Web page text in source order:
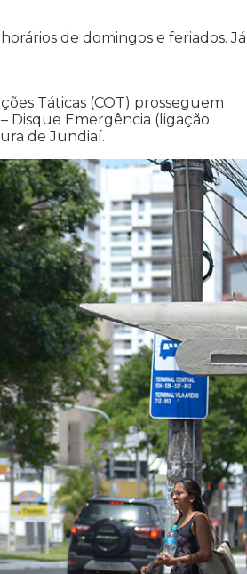
de domingos e feriados. Já
Táticas (COT) prosseguem
Disque Emergência (ligação
de Jundiaí.